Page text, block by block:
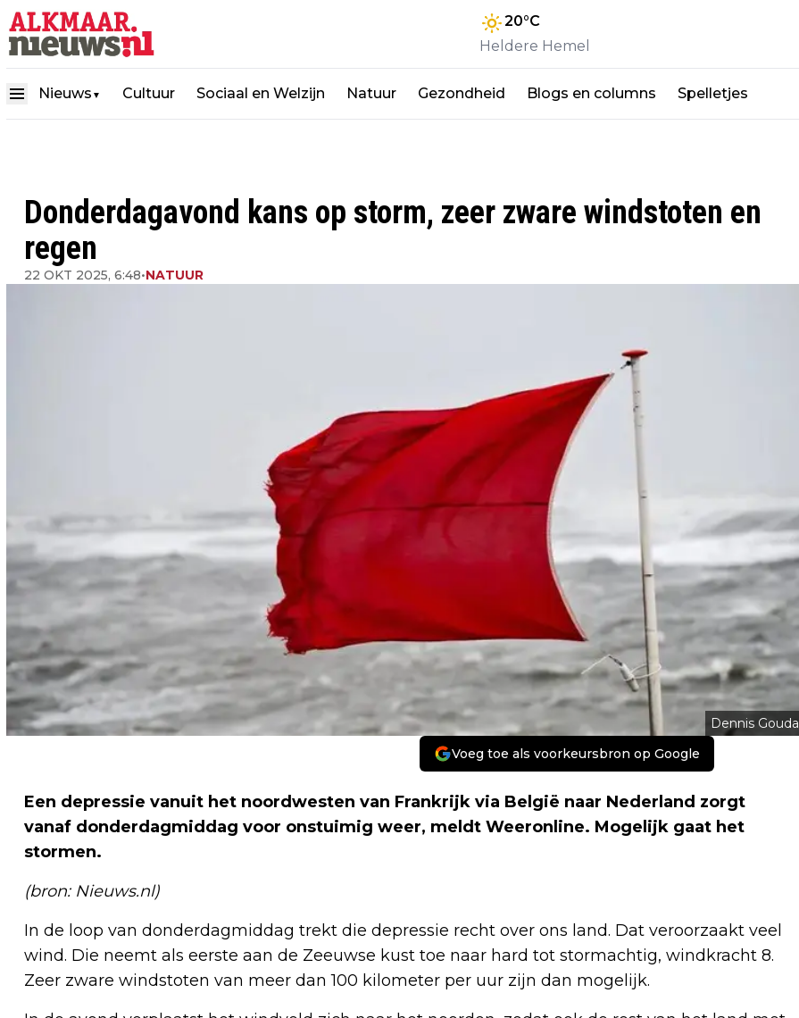
20°C
Heldere Hemel
Nieuws ▼ Cultuur Sociaal en Welzijn Natuur Gezondheid Blogs en columns Spelletjes
Donderdagavond kans op storm, zeer zware windstoten en
regen
22 OKT 2025, 6:48•NATUUR
Dennis Gouda
Voeg toe als voorkeursbron op Google
Een depressie vanuit het noordwesten van Frankrijk via België naar Nederland zorgt
vanaf donderdagmiddag voor onstuimig weer, meldt Weeronline. Mogelijk gaat het
stormen.
(bron: Nieuws.nl)
In de loop van donderdagmiddag trekt die depressie recht over ons land. Dat veroorzaakt veel
wind. Die neemt als eerste aan de Zeeuwse kust toe naar hard tot stormachtig, windkracht 8.
Zeer zware windstoten van meer dan 100 kilometer per uur zijn dan mogelijk.